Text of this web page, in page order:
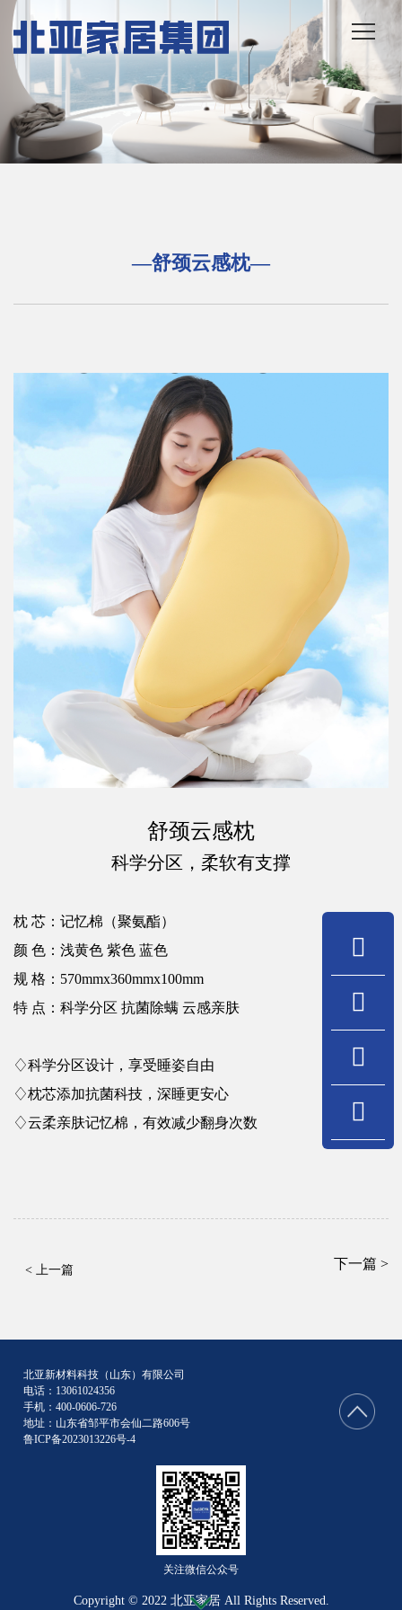
—舒颈云感枕—
舒颈云感枕
科学分区，柔软有支撑
枕 芯： 记忆棉（聚氨酯）
颜 色： 浅黄色 紫色 蓝色
规 格： 570mmx360mmx100mm
特 点： 科学分区 抗菌除螨 云感亲肤
♢科学分区设计，享受睡姿自由
♢枕芯添加抗菌科技，深睡更安心
♢云柔亲肤记忆棉，有效减少翻身次数
< 上一篇 下一篇 >
北亚新材料科技（山东）有限公司
电话：13061024356
手机：400-0606-726
地址：山东省邹平市会仙二路606号
鲁ICP备2023013226号-4
关注微信公众号
Copyright © 2022 北亚家居 All Rights Reserved.